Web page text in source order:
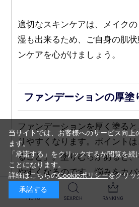
MENU SEARCH RANKING
適切なスキンケアは、メイク
湿も出来るため、ご自身の肌
ンケアを心がけましょう。
ファンデーションの厚塗
ファンデーションを厚く塗る
りやすくなります。ポイント
ること」。塗りむらがあると
やすくなるのです。悩みをカ
れいに見せたいからと言って、
ていませんか？
当サイトでは、お客様へのサービス向上
ます。
「承諾する」をクリックするか閲覧を
ことになります。
詳細はこちらのCookieポリシーをクリッ
承諾する